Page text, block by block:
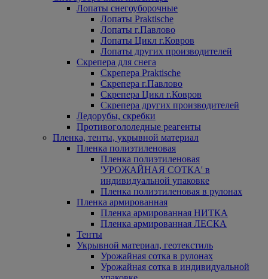
Лопаты снегоуборочные
Лопаты Praktische
Лопаты г.Павлово
Лопаты Цикл г.Ковров
Лопаты других производителей
Скрепера для снега
Скрепера Praktische
Скрепера г.Павлово
Скрепера Цикл г.Ковров
Скрепера других производителей
Ледорубы, скребки
Противогололедные реагенты
Пленка, тенты, укрывной материал
Пленка полиэтиленовая
Пленка полиэтиленовая
'УРОЖАЙНАЯ СОТКА' в
индивидуальной упаковке
Пленка полиэтиленовая в рулонах
Пленка армированная
Пленка армированная НИТКА
Пленка армированная ЛЕСКА
Тенты
Укрывной материал, геотекстиль
Урожайная сотка в рулонах
Урожайная сотка в индивидуальной